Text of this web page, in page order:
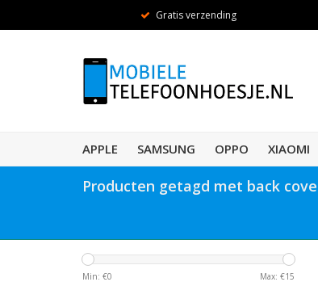
Gratis verzending
APPLE SAMSUNG OPPO XIAOMI
Producten getagd met back
Min: €0 Max: €15